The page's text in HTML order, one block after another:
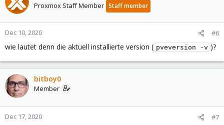
Proxmox Staff Member Staff member
Dec 10, 2020 #6
wie lautet denn die aktuell installierte version ( pveversion -v )?
bitboy0
Member
Dec 17, 2020 #7